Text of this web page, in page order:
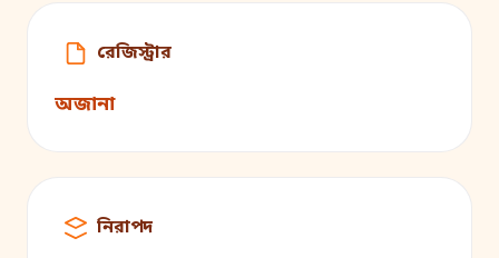
রেজিস্ট্রার
অজানা
নিরাপদ